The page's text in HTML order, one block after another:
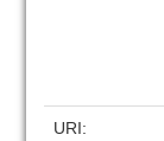
URI: